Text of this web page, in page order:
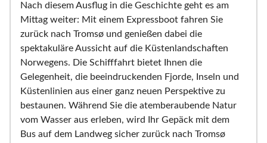
Nach diesem Ausflug in die Geschichte geht es am
Mittag weiter: Mit einem Expressboot fahren Sie
zurück nach Tromsø und genießen dabei die
spektakuläre Aussicht auf die Küstenlandschaften
Norwegens. Die Schifffahrt bietet Ihnen die
Gelegenheit, die beeindruckenden Fjorde, Inseln und
Küstenlinien aus einer ganz neuen Perspektive zu
bestaunen. Während Sie die atemberaubende Natur
vom Wasser aus erleben, wird Ihr Gepäck mit dem
Bus auf dem Landweg sicher zurück nach Tromsø